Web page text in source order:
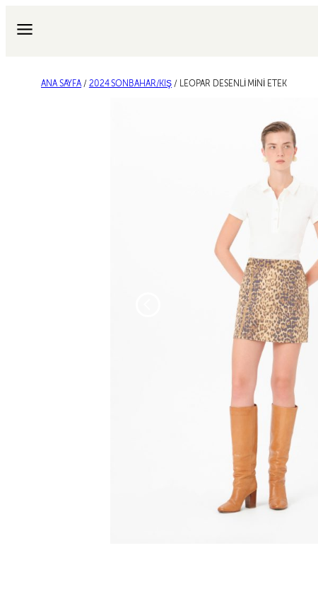
geç
ANA SAYFA / 2024 SONBAHAR/KIŞ / LEOPAR DESENLİ MİNİ ETEK